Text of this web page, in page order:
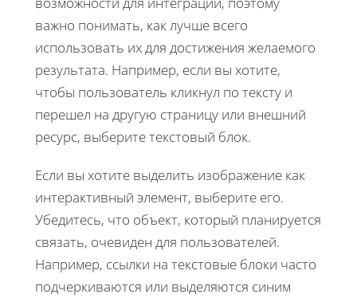
важно понимать, как лучше всего
использовать их для достижения желаемого
результата. Например, если вы хотите,
чтобы пользователь кликнул по тексту и
перешел на другую страницу или внешний
ресурс, выберите текстовый блок.
Если вы хотите выделить изображение как
интерактивный элемент, выберите его.
Убедитесь, что объект, который планируется
связать, очевиден для пользователей.
Например, ссылки на текстовые блоки часто
подчеркиваются или выделяются синим